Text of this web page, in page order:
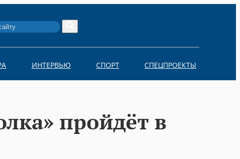
ИНТЕРВЬЮ СПОРТ СПЕЦПРОЕКТЫ
пройдёт в